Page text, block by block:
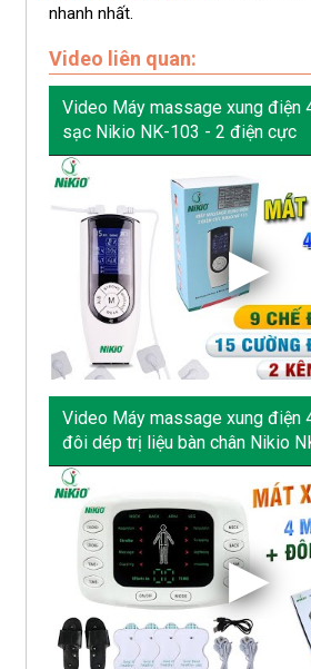
nhanh nhất.
Video liên quan:
Video Máy massage xung điện
sạc Nikio NK-103 - 2 điện cực
Video Máy massage xung điện
đôi dép trị liệu bàn chân Nikio